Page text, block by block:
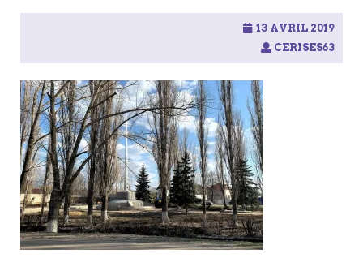
13 AVRIL 2019
CERISES63